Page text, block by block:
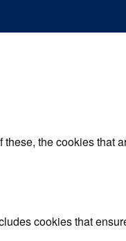
the cookies that
cookies that